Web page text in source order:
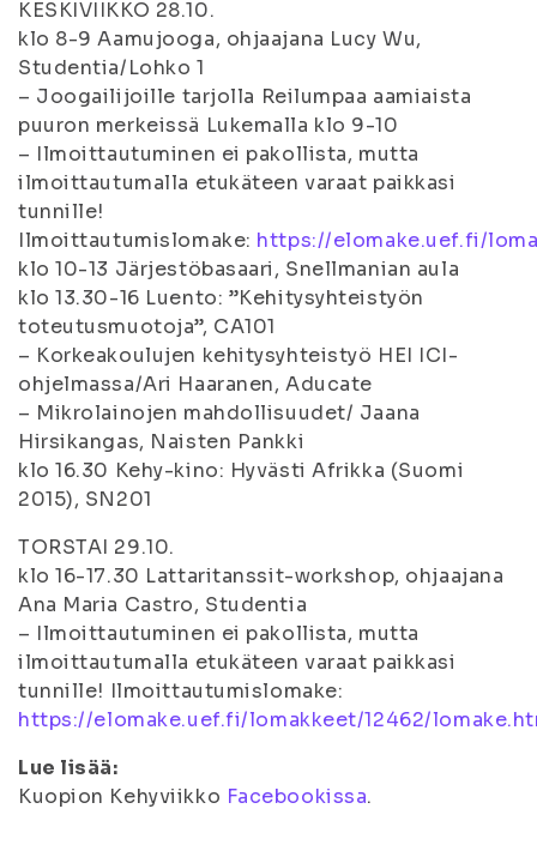
KESKIVIIKKO 28.10.
klo 8-9 Aamujooga, ohjaajana Lucy Wu,
Studentia/Lohko 1
– Joogailijoille tarjolla Reilumpaa aamiaista
puuron merkeissä Lukemalla klo 9-10
– Ilmoittautuminen ei pakollista, mutta
ilmoittautumalla etukäteen varaat paikkasi
tunnille!
Ilmoittautumislomake: https://elomake.uef.fi/
klo 10-13 Järjestöbasaari, Snellmanian aula
klo 13.30-16 Luento: ”Kehitysyhteistyön
toteutusmuotoja”, CA101
– Korkeakoulujen kehitysyhteistyö HEI ICI-
ohjelmassa/Ari Haaranen, Aducate
– Mikrolainojen mahdollisuudet/ Jaana
Hirsikangas, Naisten Pankki
klo 16.30 Kehy-kino: Hyvästi Afrikka (Suomi
2015), SN201
TORSTAI 29.10.
klo 16-17.30 Lattaritanssit-workshop, ohjaajana
Ana Maria Castro, Studentia
– Ilmoittautuminen ei pakollista, mutta
ilmoittautumalla etukäteen varaat paikkasi
tunnille! Ilmoittautumislomake:
https://elomake.uef.fi/lomakkeet/12462/
Lue lisää:
Kuopion Kehyviikko Facebookissa.